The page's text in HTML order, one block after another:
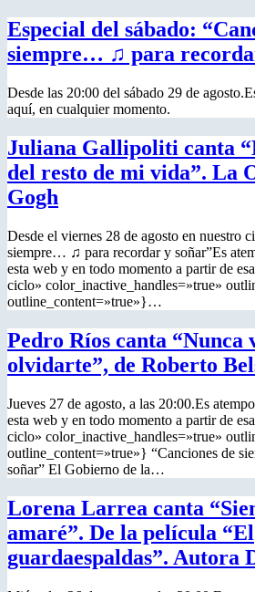
Especial del sábado:
siempre… ♫ para
Desde las 20:00 del sábado 29 de
aquí, en cualquier momento.
Juliana Gallipoliti canta
del resto de mi vida”. La
Gogh
Desde el viernes 28 de agosto en nuestro
siempre… ♫ para recordar y soñar”Es
esta web y en todo momento a partir de
ciclo» color_inactive_handles=»true»
outline_content=»true»}…
Pedro Ríos canta “Nunca
olvidarte”, de Roberto
Jueves 27 de agosto, a las 20:00.Es
esta web y en todo momento a partir de
ciclo» color_inactive_handles=»true»
outline_content=»true»} “Canciones de
soñar” El Gobierno de la…
Lorena Larrea canta
amaré”. De la película “El
guardaespaldas”. Autora